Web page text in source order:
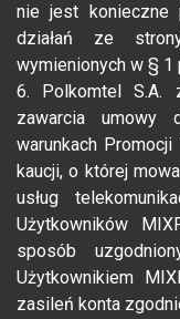
nie jest konieczne
działań ze
wymienionych w § 1
6. Polkomtel S.A.
zawarcia umowy
warunkach
kaucji, o której
usług
Użytkowników
sposób
Użytkownikiem
zasileń konta